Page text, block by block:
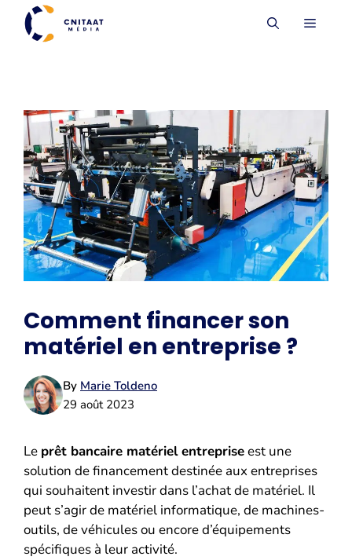
Aller
contenu
MENU
Comment financer son
matériel en entreprise ?
By Marie Toldeno
29 août 2023
Le prêt bancaire matériel entrepriseest une
solution de financement destinée aux entreprises
qui souhaitent investir dans l’achat de matériel. Il
peut s’agir de matériel informatique, de machines-
outils, de véhicules ou encore d’équipements
spécifiques à leur activité.